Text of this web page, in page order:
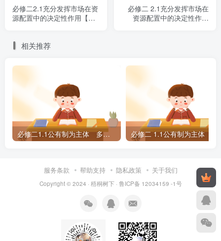
必修二2.1充分发挥市场在资
源配置中的决定性作用【学
必修二 2.1充分发挥市场在
资源配置中的决定性作用
相关推荐
必修二1.1公有制为主体 多种所有制经济共同发展【学案】
服务条款 帮助支持 隐私政策 关于我们
Copyright © 2024 · 梧桐树下· 鲁ICP备 12034159 -1号